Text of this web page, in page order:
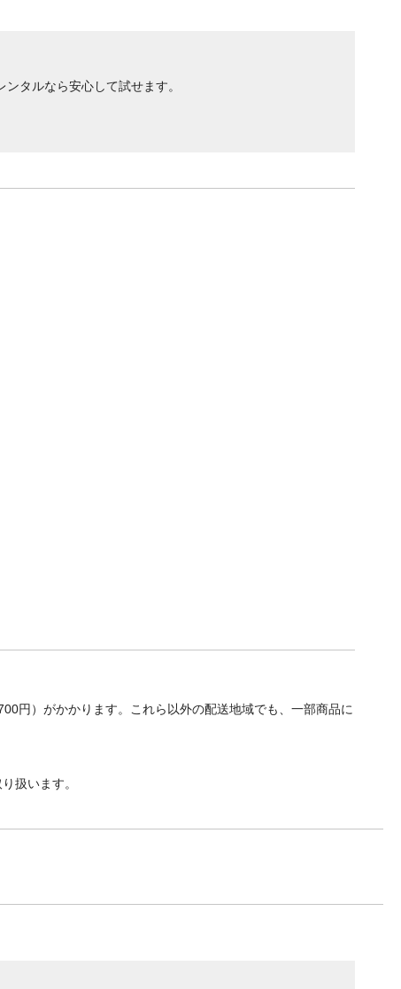
タルなら安心して試せます。
円）がかかります。これら以外の配送地域でも、一部商品に
扱います。